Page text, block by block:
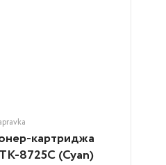
картриджа
8725C (Cyan)